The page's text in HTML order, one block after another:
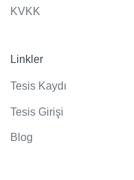
KVKK
Linkler
Tesis Kaydı
Tesis Girişi
Blog